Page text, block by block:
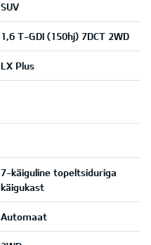
SUV
1,6 T-GDI (150hj) 7DCT 2WD
LX Plus
7-käiguline topeltsiduriga
käigukast
Automaat